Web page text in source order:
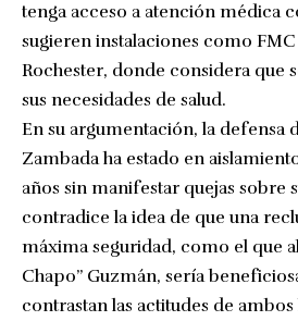
tenga acceso a atención médica
sugieren instalaciones como
Rochester, donde considera que
sus necesidades de salud.
En su argumentación, la defensa
Zambada ha estado en
años sin manifestar quejas sobre
contradice la idea de que una
máxima seguridad, como el que
Chapo” Guzmán, sería
contrastan las actitudes de